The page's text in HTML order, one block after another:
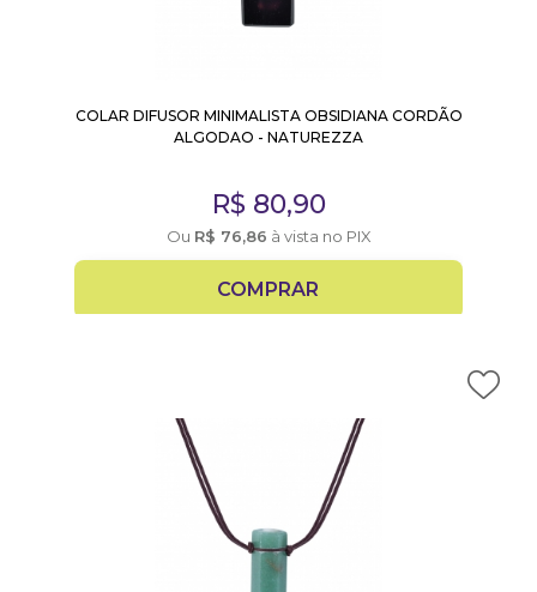
COLAR DIFUSOR MINIMALISTA OBSIDIANA CORDÃO
ALGODAO - NATUREZZA
R$ 80,90
Ou R$ 76,86 à vista no PIX
COMPRAR